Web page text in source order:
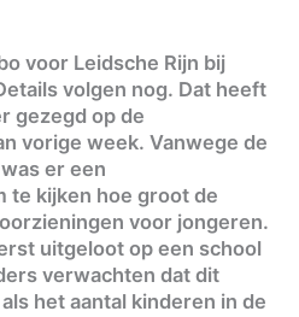
voor Leidsche Rijn bij
volgen nog. Dat heeft
gezegd op de
vorige week. Vanwege de
er een
te kijken hoe groot de
voor jongeren.
uitgeloot op een school
verwachten dat dit
het aantal kinderen in de